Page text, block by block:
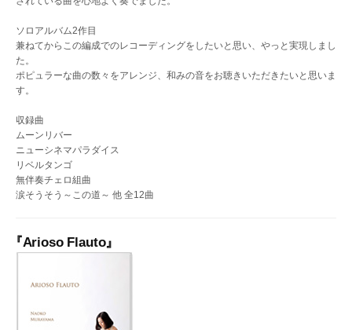
ソロアルバム2作目
兼ねてからこの編成でのレコーディングをしたいと思い、やっと実現しまし
た。
ポピュラーな曲の数々をアレンジ、和みの音をお聴きいただきたいと思いま
す。
収録曲
ムーンリバー
ニューシネマパラダイス
リベルタンゴ
無伴奏チェロ組曲
涙そうそう～この道～ 他 全12曲
Arioso Flauto』